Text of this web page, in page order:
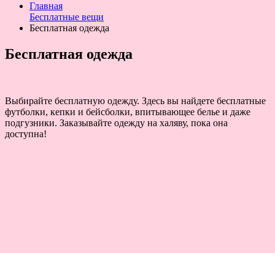
Главная
Бесплатные вещи
Бесплатная одежда
Бесплатная одежда
Выбирайте бесплатную одежду. Здесь вы найдете бесплатные
футболки, кепки и бейсболки, впитывающее белье и даже
подгузники. Заказывайте одежду на халяву, пока она
доступна!